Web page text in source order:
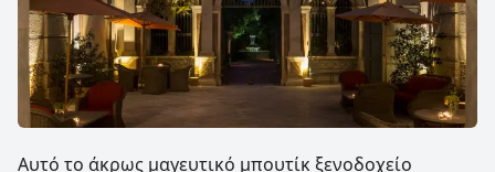
Αυτό το άκρως μαγευτικό μπουτίκ ξενοδοχείο